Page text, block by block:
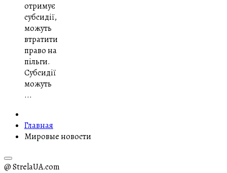
отримує
субсидії,
можуть
втратити
право на
пільги.
Субсидії
можуть
...
Главная
Мировые новости
@ StrelaUA.com